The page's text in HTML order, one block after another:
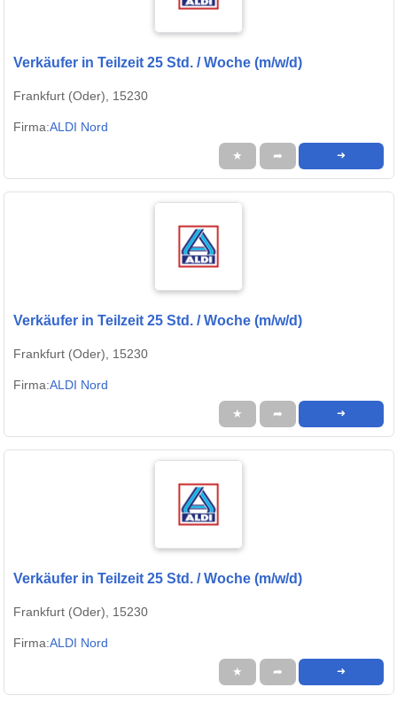
Verkäufer in Teilzeit 25 Std. / Woche (m/w/d)
Frankfurt (Oder), 15230
Firma:ALDI Nord
★ ➦ ➜
Verkäufer in Teilzeit 25 Std. / Woche (m/w/d)
Frankfurt (Oder), 15230
Firma:ALDI Nord
★ ➦ ➜
Verkäufer in Teilzeit 25 Std. / Woche (m/w/d)
Frankfurt (Oder), 15230
Firma:ALDI Nord
★ ➦ ➜